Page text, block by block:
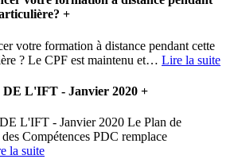
+
votre formation à distance pendant cette
? Le CPF est maintenu et… Lire la suite
L'IFT - Janvier 2020 +
L'IFT - Janvier 2020 Le Plan de
Compétences PDC remplace
la suite